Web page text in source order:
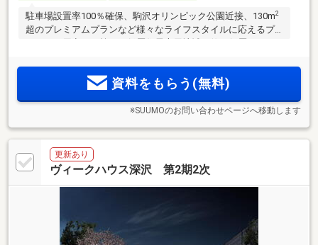
駐車場設置率100％確保、駒沢オリンピック公園近接、130m2
超のプレミアムプランなど様々なライフスタイルに応えるプ
「駒沢大学」駅徒歩22分。【来場予約受付中！】
資料をもらう(無料)
※SUUMOのお問い合わせページへ移動します
更新あり
ヴィークハウス深沢 第2期2次